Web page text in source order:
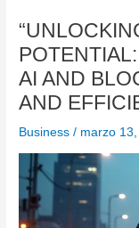
AI AND
AND
Business / marzo